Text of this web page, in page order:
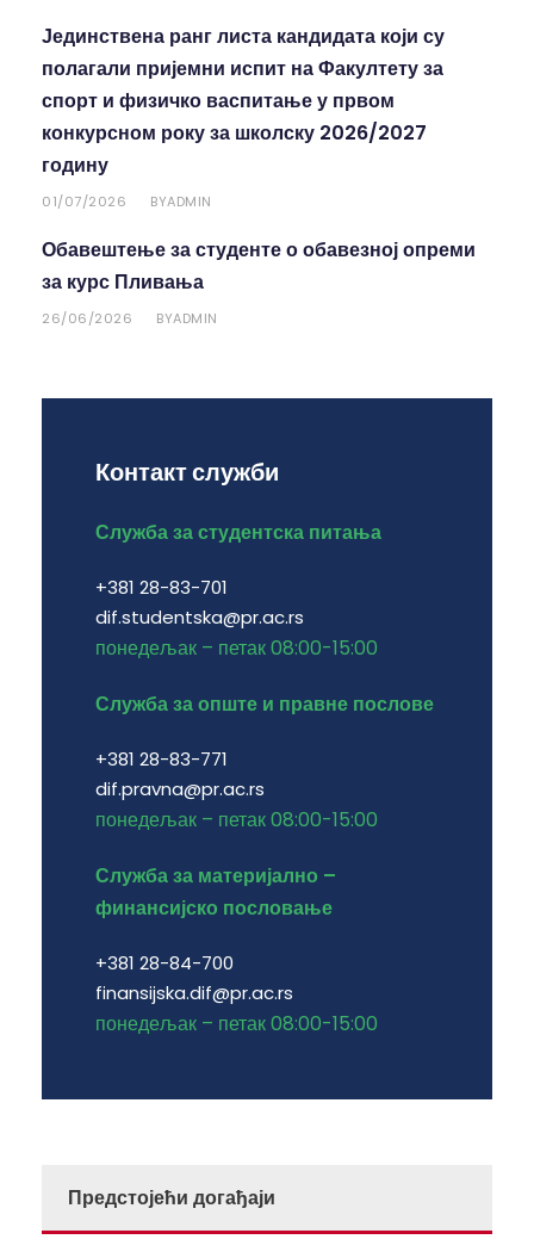
Јединствена ранг листа кандидата који су
полагали пријемни испит на Факултету за
спорт и физичко васпитање у првом
конкурсном року за школску 2026/2027
годину
01/07/2026 BYADMIN
Обавештење за студенте о обавезној опреми
за курс Пливања
26/06/2026 BYADMIN
Контакт служби
Служба за студентска питања
+381 28-83-701
dif.studentska@pr.ac.rs
понедељак – петак 08:00-15:00
Служба за опште и правне послове
+381 28-83-771
dif.pravna@pr.ac.rs
понедељак – петак 08:00-15:00
Служба за материјално –
финансијско пословање
+381 28-84-700
finansijska.dif@pr.ac.rs
понедељак – петак 08:00-15:00
Предстојећи догађаји